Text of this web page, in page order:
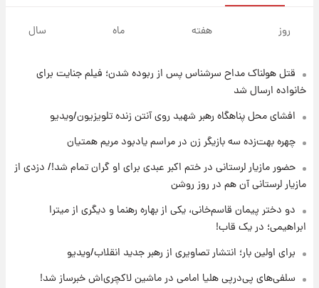
پول به معشوقه با درآمد یوفا
۱۹ ساعت پیش
۲۰ ساعت پیش
پی رفتن رامین رضاییان+ عکس
۲۰ ساعت پیش
۲۰ ساعت پیش
روز هفته ماه سال
قتل هولناک مداح سرشناس پس از ربوده شدن؛ فیلم جنایت برای
خانواده ارسال شد
افشای محل پناهگاه‌ رهبر شهید روی آنتن زنده تلویزیون/ویدیو
چهره بهت‌زده سه بازیگر زن در مراسم یادبود مریم همتیان
حضور مازیار لرستانی در ختم اکبر عبدی برای او گران تمام شد!/ دزدی از
مازیار لرستانی آن هم در روز روشن
دو دختر پیمان قاسم‌خانی، یکی از بهاره رهنما و دیگری از میترا
ابراهیمی؛ در یک قاب!
برای اولین بار؛ انتشار تصاویری از رهبر جدید انقلاب/ویدیو
سلفی‌های پی‌درپی هلیا امامی در ماشین لاکچری‌اش خبرساز شد!